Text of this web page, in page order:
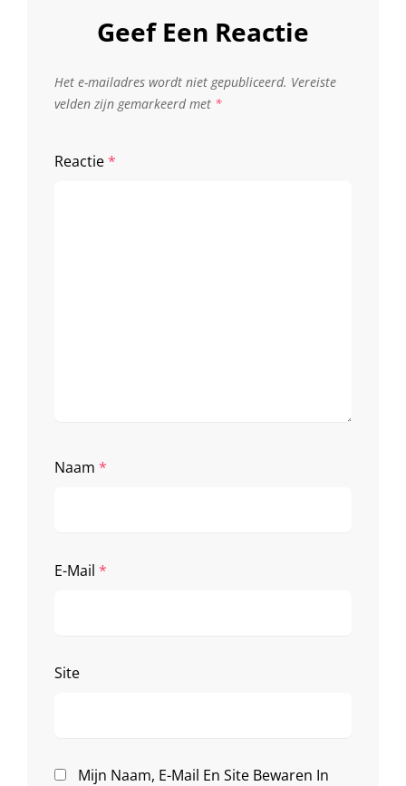
Geef Een Reactie
Het e-mailadres wordt niet gepubliceerd. Vereiste
velden zijn gemarkeerd met *
Reactie*
Naam *
E-Mail *
Site
Mijn Naam, E-Mail En Site Bewaren In